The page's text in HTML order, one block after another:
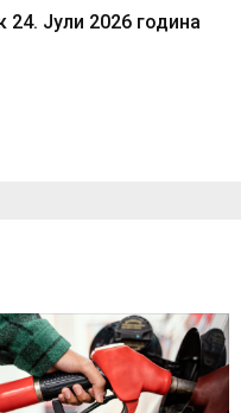
Јули 2026 година